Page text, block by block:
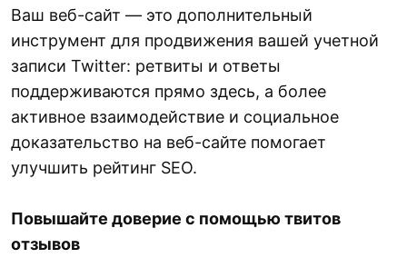
Ваш веб-сайт — это дополнительный
инструмент для продвижения вашей учетной
записи Twitter: ретвиты и ответы
поддерживаются прямо здесь, а более
активное взаимодействие и социальное
доказательство на веб-сайте помогает
улучшить рейтинг SEO.
Повышайте доверие с помощью твитов
отзывов